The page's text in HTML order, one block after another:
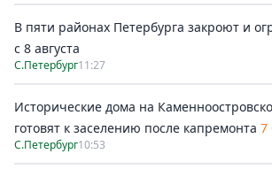
В пяти районах Петербурга закроют и
с 8 августа
С.Петербург11:27
Исторические дома на
готовят к заселению после капремонта 7
С.Петербург10:53